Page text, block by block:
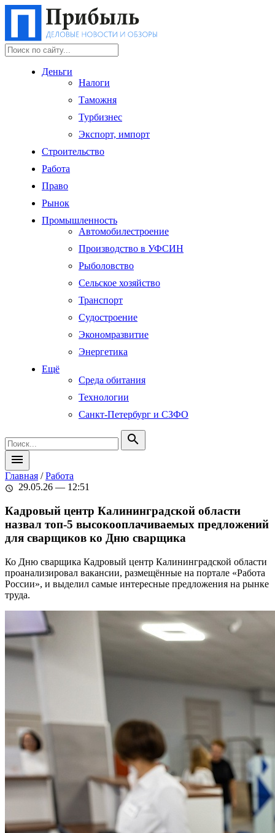
Деньги
Налоги
Таможня
Турбизнес
Экспорт, импорт
Строительство
Работа
Право
Рынок
Промышленность
Автомобилестроение
Производство в УФСИН
Рыболовство
Сельское хозяйство
Транспорт
Судостроение
Экономразвитие
Энергетика
Ещё
Среда обитания
Технологии
Санкт-Петербург и СЗФО
search
menu
Главная /Работа
schedule 29.05.26 — 12:51
Кадровый центр Калининградской области
назвал топ-5 высокооплачиваемых предложений
для сварщиков ко Дню сварщика
Ко Дню сварщика Кадровый центр Калининградской области
проанализировал вакансии, размещённые на портале «Работа
России», и выделил самые интересные предложения на рынке
труда.